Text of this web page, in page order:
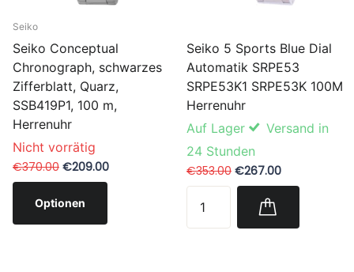
Seiko
Seiko Conceptual
Chronograph, schwarzes
Zifferblatt, Quarz,
SSB419P1, 100 m,
Herrenuhr
Nicht vorrätig
€370.00 €209.00
Optionen
Seiko 5 Sports Blue Dial
Automatik SRPE53
SRPE53K1 SRPE53K 100M
Herrenuhr
Auf Lager
Versand in
24 Stunden
€353.00 €267.00